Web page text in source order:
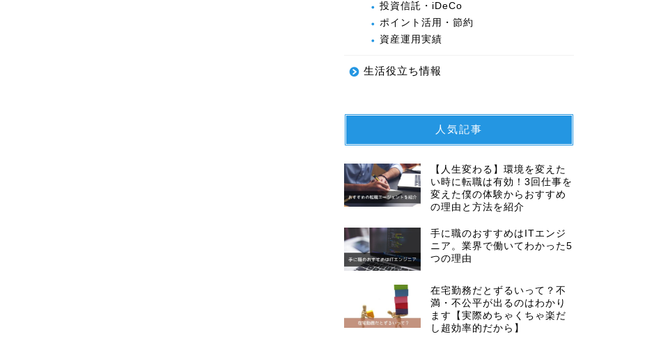
投資信託・iDeCo
ポイント活用・節約
資産運用実績
生活役立ち情報
人気記事
【人生変わる】環境を変えた
い時に転職は有効！3回仕事を
変えた僕の体験からおすすめ
の理由と方法を紹介
手に職のおすすめはITエンジ
ニア。業界で働いてわかった5
つの理由
在宅勤務だとずるいって？不
満・不公平が出るのはわかり
ます【実際めちゃくちゃ楽だ
し超効率的だから】